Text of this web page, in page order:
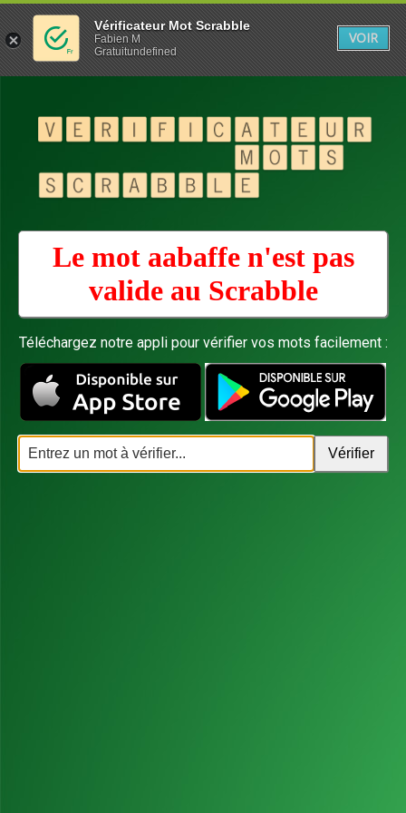
Le mot aabaffe n'est pas
valide au Scrabble
Téléchargez notre appli pour vérifier vos mots facilement :
Vérificateur Mot Scrabble
Fabien M
Gratuitundefined
VOIR